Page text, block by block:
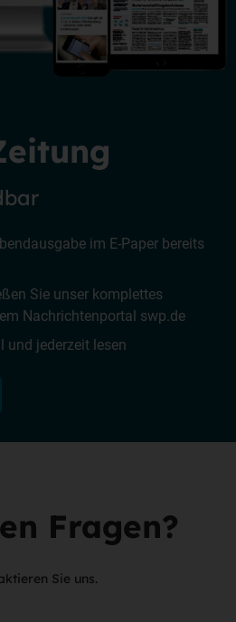
im E-Paper bereits
Sie unser komplettes
Nachrichtenportal swp.de
und jederzeit lesen
Fragen?
Sie uns.